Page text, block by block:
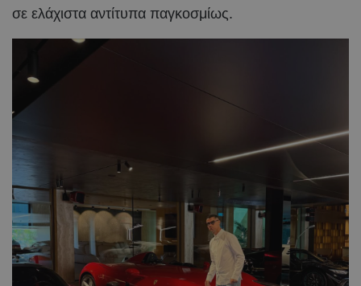
σε ελάχιστα αντίτυπα παγκοσμίως.